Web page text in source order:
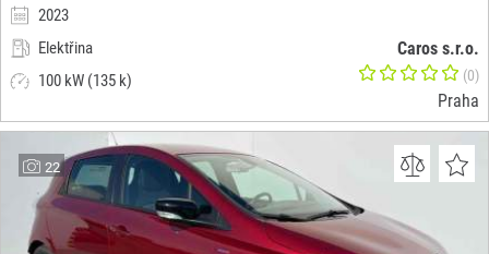
2023
Elektřina
100 kW (135 k)
Caros s.r.o.
(0)
Praha
22